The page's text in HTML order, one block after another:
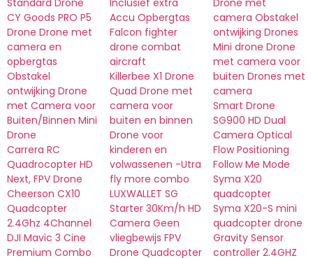
CY Goods PRO P5
Drone Drone met
camera en
opbergtas
Obstakel
ontwijking Drone
met Camera voor
Buiten/Binnen Mini
Drone
Carrera RC
Quadrocopter HD
Next, FPV Drone
Cheerson CX10
Quadcopter
2.4Ghz 4Channel
DJI Mavic 3 Cine
Premium Combo
Accu Opbergtas
Falcon fighter
drone combat
aircraft
Killerbee X1 Drone
Quad Drone met
camera voor
buiten en binnen
Drone voor
kinderen en
volwassenen -Utra
fly more combo
LUXWALLET SG
Starter 30Km/h HD
Camera Geen
vliegbewijs FPV
Drone Quadcopter
camera Obstakel
ontwijking Drones
Mini drone Drone
met camera voor
buiten Drones met
camera
Smart Drone
SG900 HD Dual
Camera Optical
Flow Positioning
Follow Me Mode
Syma X20
quadcopter
Syma X20-S mini
quadcopter drone
Gravity Sensor
controller 2.4GHZ